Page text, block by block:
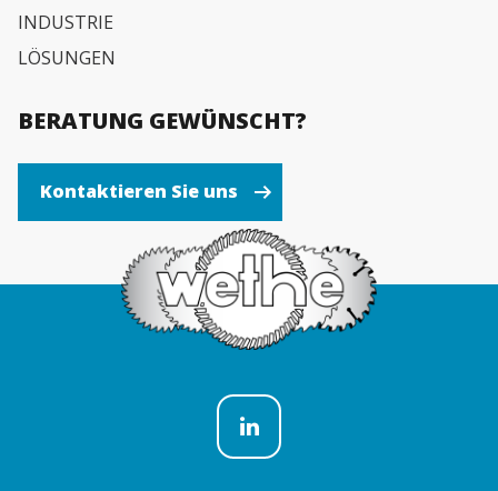
INDUSTRIE
LÖSUNGEN
BERATUNG GEWÜNSCHT?
Kontaktieren Sie uns